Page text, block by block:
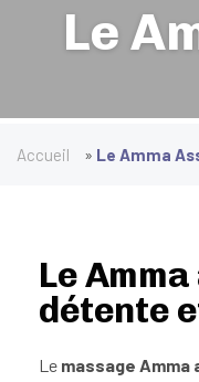
Le
Accueil » Le Amma
Le
détente
Le massage Amma